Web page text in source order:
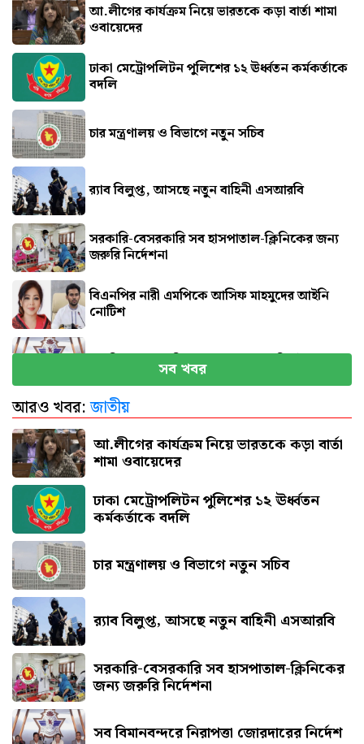
আ.লীগের কার্যক্রম নিয়ে ভারতকে কড়া বার্তা শামা
ওবায়েদের
ঢাকা মেট্রোপলিটন পুলিশের ১২ ঊর্ধ্বতন কর্মকর্তাকে
বদলি
চার মন্ত্রণালয় ও বিভাগে নতুন সচিব
র‍্যাব বিলুপ্ত, আসছে নতুন বাহিনী এসআরবি
সরকারি-বেসরকারি সব হাসপাতাল-ক্লিনিকের জন্য
জরুরি নির্দেশনা
বিএনপির নারী এমপিকে আসিফ মাহমুদের আইনি
নোটিশ
সব বিমানবন্দরে নিরাপত্তা জোরদারের নির্দেশ
এসএসসি পরীক্ষার ফল প্রকাশের তারিখ ঘোষণা
সব খবর
আরও খবর:জাতীয়
আ.লীগের কার্যক্রম নিয়ে ভারতকে কড়া বার্তা
শামা ওবায়েদের
ঢাকা মেট্রোপলিটন পুলিশের ১২ ঊর্ধ্বতন
কর্মকর্তাকে বদলি
চার মন্ত্রণালয় ও বিভাগে নতুন সচিব
র‍্যাব বিলুপ্ত, আসছে নতুন বাহিনী এসআরবি
সরকারি-বেসরকারি সব হাসপাতাল-ক্লিনিকের
জন্য জরুরি নির্দেশনা
সব বিমানবন্দরে নিরাপত্তা জোরদারের নির্দেশ